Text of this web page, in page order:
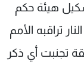
هيئة حكم
تراقبه الأمم
تجنبت أي ذكر